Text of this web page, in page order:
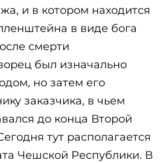
и в котором находится
в виде бога
смерти
был изначально
но затем его
заказчика, в чьем
до конца Второй
тут располагается
Чешской Республики. В